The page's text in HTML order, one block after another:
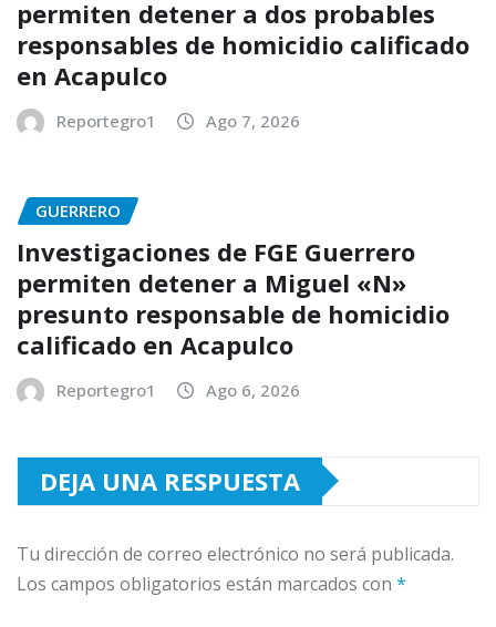
permiten detener a dos probables
responsables de homicidio calificado
en Acapulco
Reportegro1 Ago 7, 2026
GUERRERO
Investigaciones de FGE Guerrero
permiten detener a Miguel «N»
presunto responsable de homicidio
calificado en Acapulco
Reportegro1 Ago 6, 2026
DEJA UNA RESPUESTA
Tu dirección de correo electrónico no será publicada.
Los campos obligatorios están marcados con *